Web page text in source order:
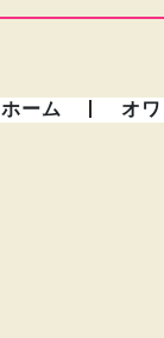
ホーム オ